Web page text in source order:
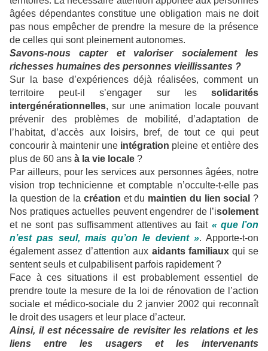
âgées dépendantes constitue une obligation mais ne doit
pas nous empêcher de prendre la mesure de la présence
de celles qui sont pleinement autonomes.
Savons-nous capter et valoriser socialement les
richesses humaines des personnes vieillissantes ?
Sur la base d’expériences déjà réalisées, comment un
territoire peut-il s’engager sur les solidarités
intergénérationnelles, sur une animation locale pouvant
prévenir des problèmes de mobilité, d’adaptation de
l’habitat, d’accès aux loisirs, bref, de tout ce qui peut
concourir à maintenir une intégration pleine et entière des
plus de 60 ans à la vie locale ?
Par ailleurs, pour les services aux personnes âgées, notre
vision trop technicienne et comptable n’occulte-t-elle pas
la question de la création et du maintien du lien social ?
Nos pratiques actuelles peuvent engendrer de l’isolement
et ne sont pas suffisamment attentives au fait « que l’on
n’est pas seul, mais qu’on le devient ». Apporte-t-on
également assez d’attention aux aidants familiauxqui se
sentent seuls et culpabilisent parfois rapidement ?
Face à ces situations il est probablement essentiel de
prendre toute la mesure de la loi de rénovation de l’action
sociale et médico-sociale du 2 janvier 2002 qui reconnaît
le droit des usagers et leur place d’acteur.
Ainsi, il est nécessaire de revisiter les relations et les
liens entre les usagers et les intervenants